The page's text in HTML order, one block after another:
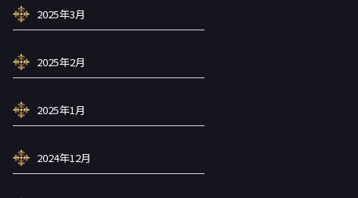
2025年3月
2025年2月
2025年1月
2024年12月